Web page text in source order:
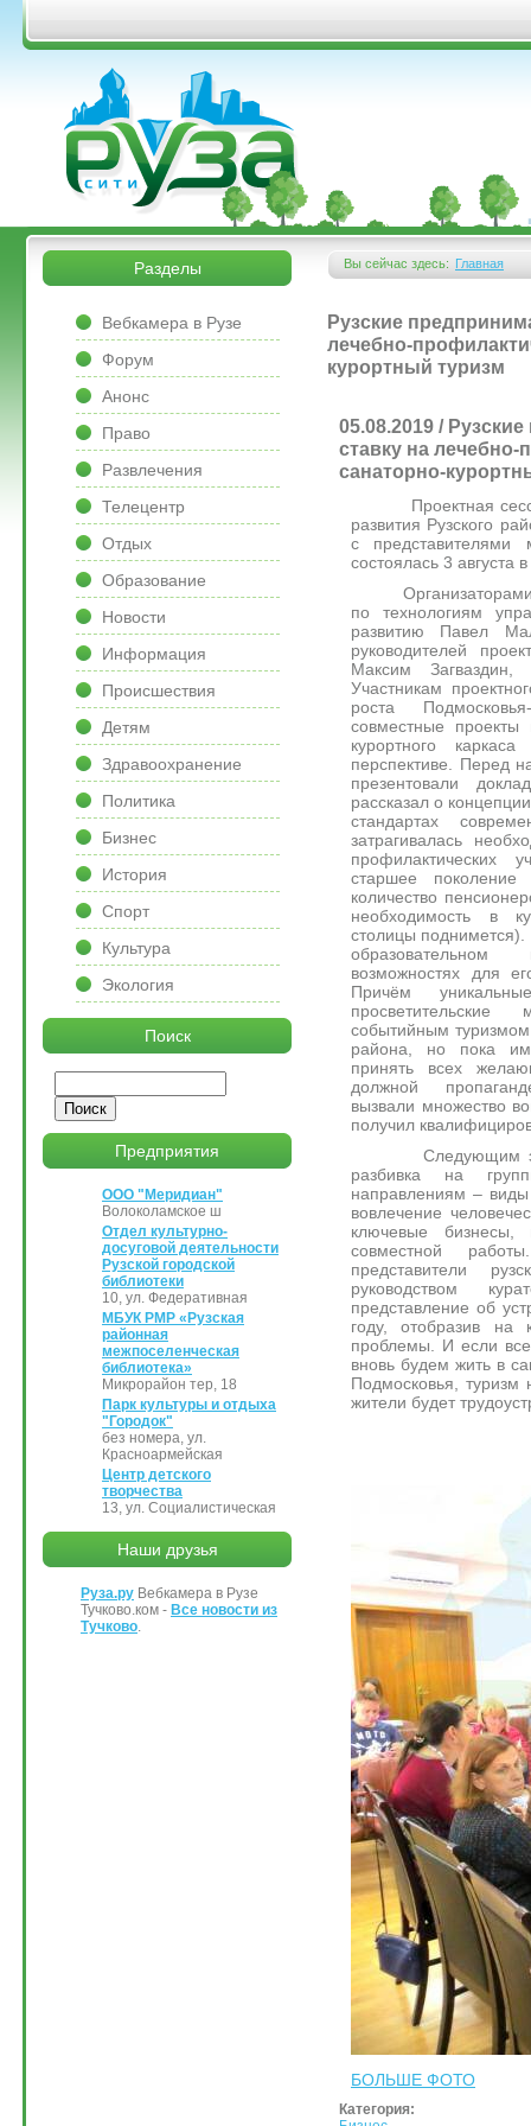
Перейти к основному содержанию
&bsps;
&bsps;
Вы сейчас здесь:
Вы здесь
Главная
Рузские
лечебно-
курортный туризм
05.08.2019 /
ставку на
санаторно-
Проектная
развития Рузского
с представителями
состоялась 3 августа
Организаторами
по технологиям
развитию Павел
руководителей
Максим Загваздин,
Участникам
роста
совместные проекты
курортного
перспективе. Перед
презентовали
рассказал о
стандартах
затрагивалась
профилактических
старшее
количество
необходимость в
столицы
возможностях для
Причём
событийным
района, но пока
принять всех
должной
вызвали множество
получил
Следующим
разбивка на
направлениям – виды
вовлечение
ключевые бизнесы,
совместной
представители
руководством
представление об
году, отобразив
проблемы. И если
вновь будем жить в
Подмосковья, туризм
жители будет
БОЛЬШЕ ФОТО
Категория:
Разделы
Вебкамера в Рузе
Форум
Анонс
Право
Развлечения
Телецентр
Отдых
Образование
Новости
Информация
Происшествия
Детям
Здравоохранение
Политика
Бизнес
История
Спорт
Культура
Экология
Поиск
Предприятия
ООО "Меридиан"
Волоколамское ш
Отдел культурно-
досуговой деятельности
Рузской городской
библиотеки
10, ул. Федеративная
МБУК РМР «Рузская
районная
межпоселенческая
библиотека»
Микрорайон тер, 18
Парк культуры и отдыха
"Городок"
без номера, ул.
Красноармейская
Центр детского
творчества
13, ул. Социалистическая
Наши друзья
Руза.ру Вебкамера в Рузе
Тучково.ком - Все новости из
Тучково.